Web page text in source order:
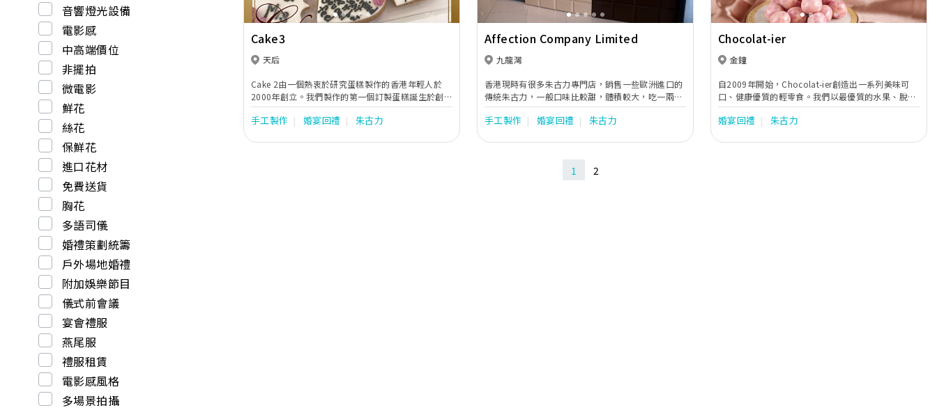
音響燈光設備
電影感
中高端價位
非擺拍
微電影
鮮花
絲花
保鮮花
進口花材
免費送貨
胸花
多語司儀
婚禮策劃統籌
戶外場地婚禮
附加娛樂節目
儀式前會議
宴會禮服
燕尾服
禮服租賃
電影感風格
多場景拍攝
Cake3
天后
Cake 2由一個熱衷於研究蛋糕製作的香港年輕人於
2000年創立。我們製作的第一個訂製蛋糕誕生於創業
之先，因為一位朋友婚宴的邀請，我們有了為他製作
結婚蛋糕的機會。一向自學製作蛋糕的創業店主為了
考當時外國流行的糖霜蛋糕，把其轉換成適合香港人
手工製作 婚宴回禮 朱古力
Affection Company Limited
九龍灣
香港現時有很多朱古力專門店，銷售一些歐洲進口的
傳統朱古力，一般口味比較甜，體積較大，吃一兩粒
已經有很膩的感覺，實在不適合香港人，尤其是愛纖
瘦女孩子。 Affection 是一間潮流手工朱古力專門
的朱古力大師新鮮製造。主打產品是迷你手工朱古
手工製作 婚宴回禮 朱古力
Chocolat-ier
金鐘
自2009年開始，Chocolat-ier創造出一系列美味可
口、健康優質的輕零食。我們以最優質的水果、脫脂
牛奶和真空冷凍(VF)乾燥技術製作出獨特品味，精湛
品質的朱古力產品。每一口都有令人難以置信的美
格堅守原則跟英國和歐盟工廠合作，以100%非人造
婚宴回禮 朱古力
1 2